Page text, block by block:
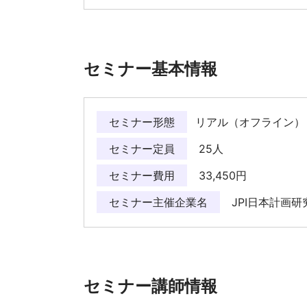
セミナー基本情報
セミナー形態
リアル（オフライン）
セミナー定員
25人
セミナー費用
33,450円
セミナー主催企業名
JPI日本計画研
セミナー講師情報